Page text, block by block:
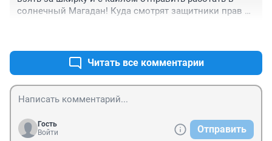
солнечный Магадан! Куда смотрят защитники прав
Читать все комментарии
Гость
Войти
Отправить